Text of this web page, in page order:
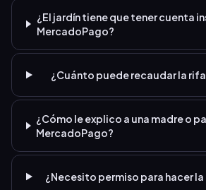
¿El jardín tiene que tener cuenta
MercadoPago?
¿Cuánto puede recaudar la rifa
¿Cómo le explico a una madre o
MercadoPago?
¿Necesito permiso para hacer